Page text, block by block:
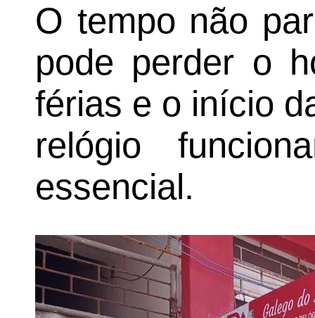
O tempo não
pode perder o
férias e o início
relógio
essencial.